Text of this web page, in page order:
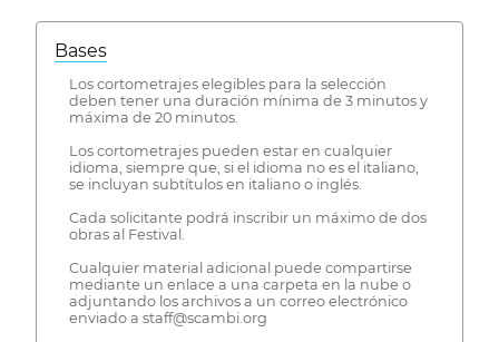
Bases
Los cortometrajes elegibles para la selección
deben tener una duración mínima de 3 minutos y
máxima de 20 minutos.
Los cortometrajes pueden estar en cualquier
idioma, siempre que, si el idioma no es el italiano,
se incluyan subtítulos en italiano o inglés.
Cada solicitante podrá inscribir un máximo de dos
obras al Festival.
Cualquier material adicional puede compartirse
mediante un enlace a una carpeta en la nube o
adjuntando los archivos a un correo electrónico
enviado a staff@scambi.org